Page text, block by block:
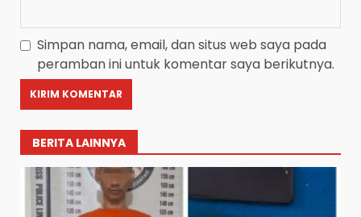
Simpan nama, email, dan situs web saya pada
peramban ini untuk komentar saya berikutnya.
BERITA LAINNYA